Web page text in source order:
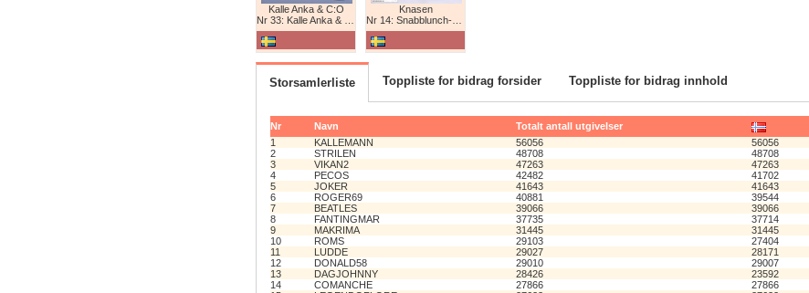
Kalle Anka & C:O
Nr 33: Kalle Anka & C:O
Knasen
Nr 14: Snabblunch-humor!
Storsamlerliste Toppliste for bidrag forsider Toppliste for bidrag innhold
Nr Navn
Totalt antall utgivelser
1
KALLEMANN 56056 56056
2
STRILEN 48708 48708
3
VIKAN2 47263 47263
4
PECOS 42482 41702
5
JOKER 41643 41643
6
ROGER69 40881 39544
7
BEATLES 39066 39066
8
FANTINGMAR 37735 37714
9
MAKRIMA 31445 31445
10
ROMS 29103 27404
11
LUDDE 29027 28171
12
DONALD58 29010 29007
13
DAGJOHNNY 28426 23592
14
COMANCHE 27866 27866